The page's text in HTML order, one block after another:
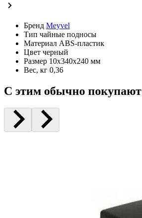
Бренд Meyvel
Тип чайные подносы
Материал ABS-пластик
Цвет черный
Размер 10х340х240 мм
Вес, кг 0,36
С этим обычно покупают